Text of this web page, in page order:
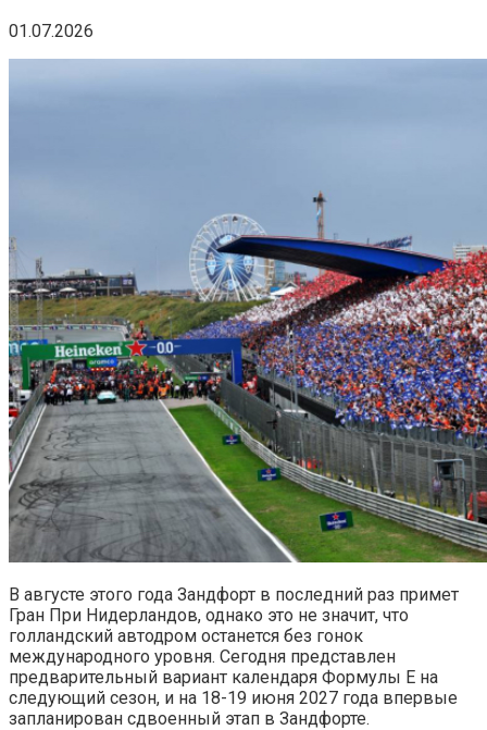
01.07.2026
В августе этого года Зандфорт в последний раз примет
Гран При Нидерландов, однако это не значит, что
голландский автодром останется без гонок
международного уровня. Сегодня представлен
предварительный вариант календаря Формулы E на
следующий сезон, и на 18-19 июня 2027 года впервые
запланирован сдвоенный этап в Зандфорте.